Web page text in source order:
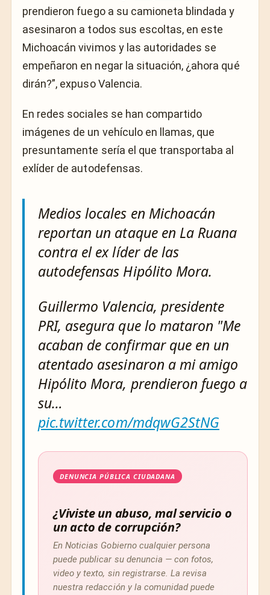
prendieron fuego a su camioneta blindada y
asesinaron a todos sus escoltas, en este
Michoacán vivimos y las autoridades se
empeñaron en negar la situación, ¿ahora qué
dirán?”, expuso Valencia.
En redes sociales se han compartido
imágenes de un vehículo en llamas, que
presuntamente sería el que transportaba al
exlíder de autodefensas.
Medios locales en Michoacán
reportan un ataque en La Ruana
contra el ex líder de las
autodefensas Hipólito Mora.
Guillermo Valencia, presidente
PRI, asegura que lo mataron "Me
acaban de confirmar que en un
atentado asesinaron a mi amigo
Hipólito Mora, prendieron fuego a
su…
pic.twitter.com/mdqwG2StNG
DENUNCIA PÚBLICA CIUDADANA
¿Viviste un abuso, mal servicio o
un acto de corrupción?
En Noticias Gobierno cualquier persona
puede publicar su denuncia — con fotos,
video y texto, sin registrarse. La revisa
nuestra redacción y la comunidad puede